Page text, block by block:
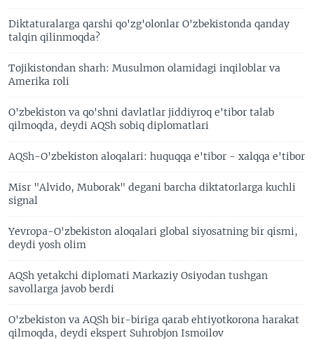
Diktaturalarga qarshi qo'zg'olonlar O'zbekistonda qanday
talqin qilinmoqda?
Tojikistondan sharh: Musulmon olamidagi inqiloblar va
Amerika roli
O'zbekiston va qo'shni davlatlar jiddiyroq e'tibor talab
qilmoqda, deydi AQSh sobiq diplomatlari
AQSh-O'zbekiston aloqalari: huquqqa e'tibor - xalqqa e'tibor
Misr "Alvido, Muborak" degani barcha diktatorlarga kuchli
signal
Yevropa-O'zbekiston aloqalari global siyosatning bir qismi,
deydi yosh olim
AQSh yetakchi diplomati Markaziy Osiyodan tushgan
savollarga javob berdi
O'zbekiston va AQSh bir-biriga qarab ehtiyotkorona harakat
qilmoqda, deydi ekspert Suhrobjon Ismoilov